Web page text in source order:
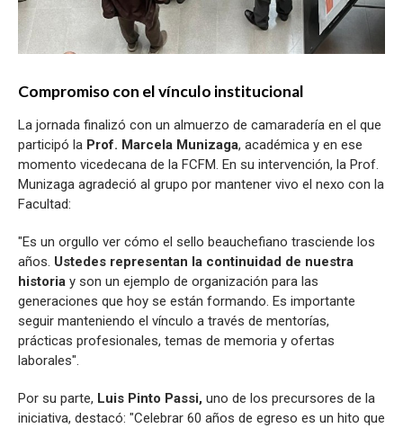
Compromiso con el vínculo institucional
La jornada finalizó con un almuerzo de camaradería en el que
participó la Prof. Marcela Munizaga, académica y en ese
momento vicedecana de la FCFM. En su intervención, la Prof.
Munizaga agradeció al grupo por mantener vivo el nexo con la
Facultad:
"Es un orgullo ver cómo el sello beauchefiano trasciende los
años. Ustedes representan la continuidad de nuestra
historia y son un ejemplo de organización para las
generaciones que hoy se están formando. Es importante
seguir manteniendo el vínculo a través de mentorías,
prácticas profesionales, temas de memoria y ofertas
laborales".
Por su parte, Luis Pinto Passi, uno de los precursores de la
iniciativa, destacó: "Celebrar 60 años de egreso es un hito que